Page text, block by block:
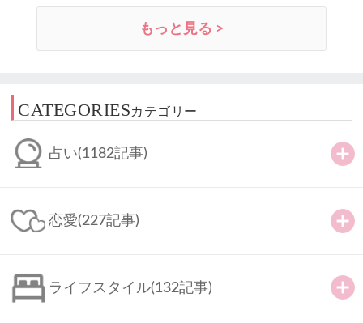
もっと見る >
CATEGORIESカテゴリー
占い(1182記事)
恋愛(227記事)
ライフスタイル(132記事)